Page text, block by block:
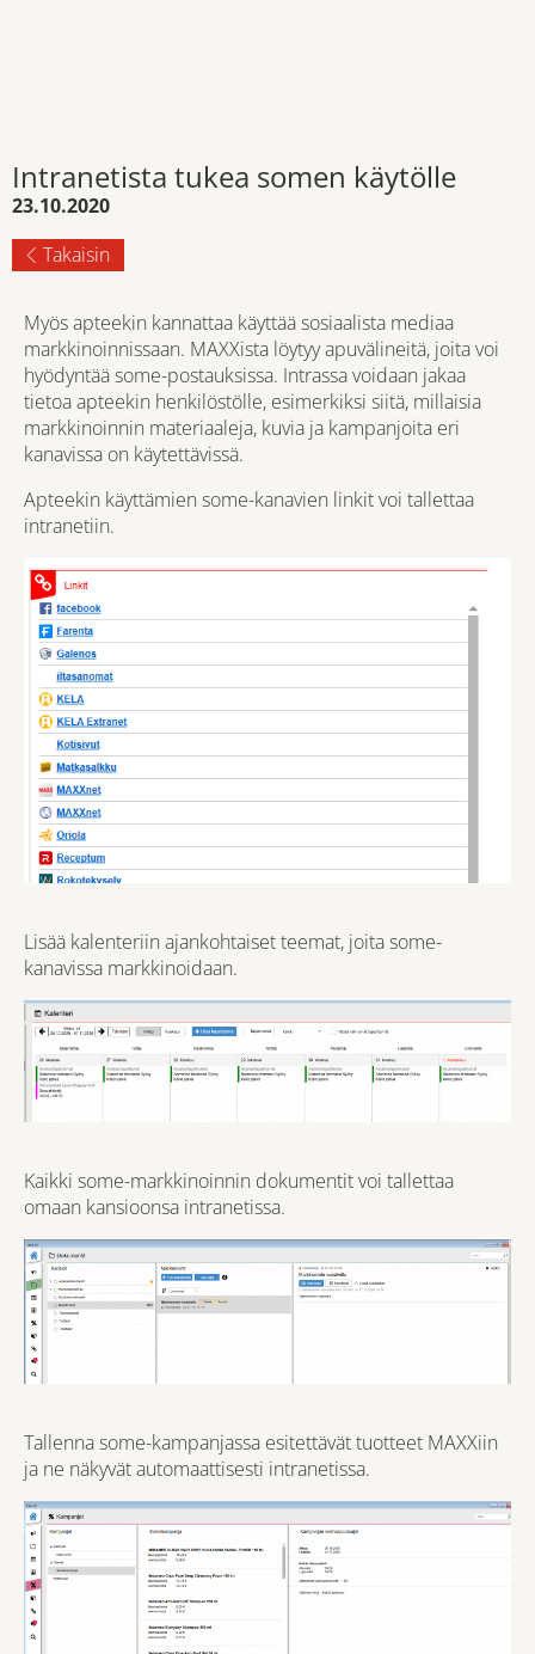
Intranetista tukea somen käytölle
23.10.2020
Takaisin
Myös apteekin kannattaa käyttää sosiaalista mediaa
markkinoinnissaan. MAXXista löytyy apuvälineitä, joita voi
hyödyntää some-postauksissa. Intrassa voidaan jakaa
tietoa apteekin henkilöstölle, esimerkiksi siitä, millaisia
markkinoinnin materiaaleja, kuvia ja kampanjoita eri
kanavissa on käytettävissä.
Apteekin käyttämien some-kanavien linkit voi tallettaa
intranetiin.
Lisää kalenteriin ajankohtaiset teemat, joita some-
kanavissa markkinoidaan.
Kaikki some-markkinoinnin dokumentit voi tallettaa
omaan kansioonsa intranetissa.
Tallenna some-kampanjassa esitettävät tuotteet MAXXiin
ja ne näkyvät automaattisesti intranetissa.